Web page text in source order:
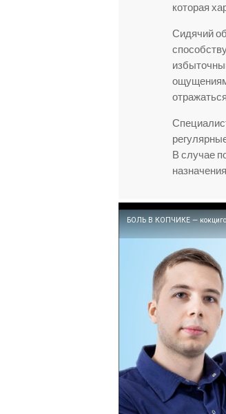
которая
Сидячий
В случае
БОЛЬ В КОПЧИКЕ —